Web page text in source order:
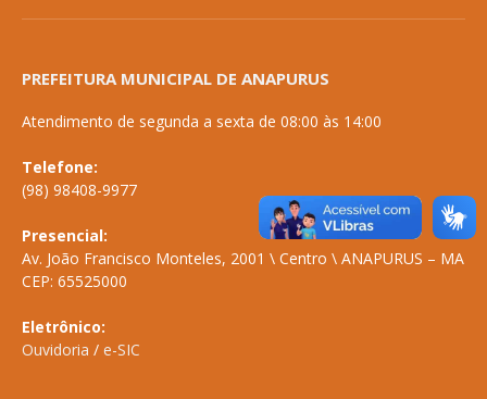
PREFEITURA MUNICIPAL DE ANAPURUS
Atendimento de segunda a sexta de 08:00 às 14:00
Telefone:
(98) 98408-9977
Presencial:
Av. João Francisco Monteles, 2001 \ Centro \ ANAPURUS – MA
CEP: 65525000
Eletrônico:
Ouvidoria / e-SIC